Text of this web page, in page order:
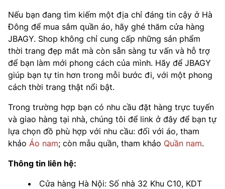
Nếu bạn đang tìm kiếm một địa chỉ đáng tin cậy ở Hà
Đông để mua sắm quần áo, hãy ghé thăm cửa hàng
JBAGY. Shop không chỉ cung cấp những sản phẩm
thời trang đẹp mắt mà còn sẵn sàng tư vấn và hỗ trợ
để bạn làm mới phong cách của mình. Hãy để JBAGY
giúp bạn tự tin hơn trong mỗi bước đi, với một phong
cách thời trang thật nổi bật.
Trong trường hợp bạn có nhu cầu đặt hàng trực tuyến
và giao hàng tại nhà, chúng tôi để link ở đây để bạn tự
lựa chọn đồ phù hợp với nhu cầu: đối với áo, tham
khảo Áo nam; còn mẫu quần, tham khảo Quần nam.
Thông tin liên hệ:
Cửa hàng Hà Nội: Số nhà 32 Khu C10, KDT